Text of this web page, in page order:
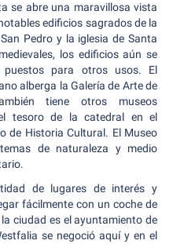
se abre una maravillosa vista
edificios sagrados de la
Pedro y la iglesia de Santa
los edificios aún se
para otros usos. El
alberga la Galería de Arte de
tiene otros museos
tesoro de la catedral en el
de Historia Cultural. El Museo
de naturaleza y medio
de lugares de interés y
fácilmente con un coche de
ciudad es el ayuntamiento de
se negoció aquí y en el